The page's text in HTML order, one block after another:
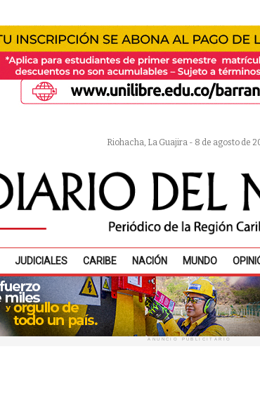
Riohacha, La Guajira - 8 de agosto de
JUDICIALES CARIBE NACIÓN MUNDO
ANUNCIO PUBLICITARIO